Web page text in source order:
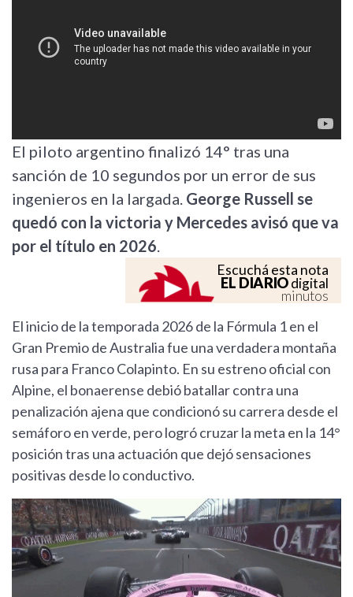
El piloto argentino finalizó 14° tras una
sanción de 10 segundos por un error de sus
ingenieros en la largada. George Russell se
quedó con la victoria y Mercedes avisó que va
por el título en 2026.
Escuchá esta nota
EL DIARIOdigital
minutos
El inicio de la temporada 2026 de la Fórmula 1 en el
Gran Premio de Australia fue una verdadera montaña
rusa para Franco Colapinto. En su estreno oficial con
Alpine, el bonaerense debió batallar contra una
penalización ajena que condicionó su carrera desde el
semáforo en verde, pero logró cruzar la meta en la 14°
posición tras una actuación que dejó sensaciones
positivas desde lo conductivo.